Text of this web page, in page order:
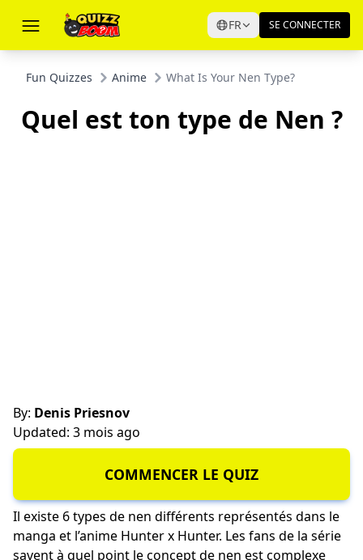
FR SE CONNECTER
Fun Quizzes Anime What Is Your Nen Type?
Quel est ton type de Nen ?
By: Denis Priesnov
Updated: 3 mois ago
COMMENCER LE QUIZ
Il existe 6 types de nen différents représentés dans le
manga et l’anime Hunter x Hunter. Les fans de la série
savent à quel point le concept de nen est complexe